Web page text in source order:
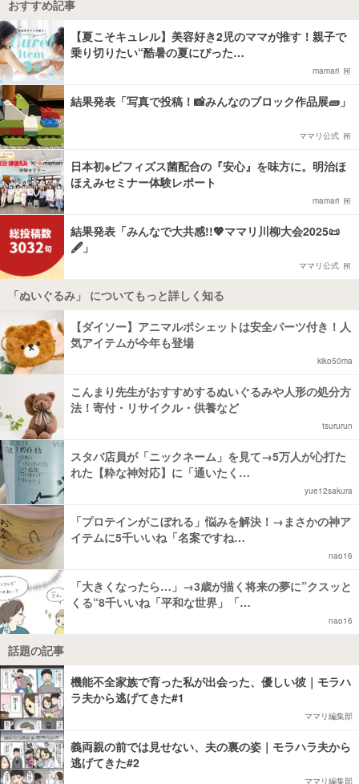
おすすめ記事
【夏こそキュレル】美容好き2児のママが推す！親子で
乗り切りたい“酷暑の夏にぴった…
mamari
結果発表「写真で投稿！📸みんなのブロック作品展🧱」
ママリ公式
日本初※ビフィズス菌配合の『安心』を味方に。明治ほ
ほえみセミナー体験レポート
mamari
結果発表「みんなで大共感!!💖ママリ川柳大会2025📜
🖋️」
ママリ公式
「ぬいぐるみ」 についてもっと詳しく知る
【ダイソー】アニマルポシェットは安全パーツ付き！人
気アイテムが今年も登場
kiko50ma
こんまり先生がおすすめするぬいぐるみや人形の処分方
法！寄付・リサイクル・供養など
tsururun
スタバ店員が「ニックネーム」を見て→5万人が心打た
れた【粋な神対応】に「通いたく…
yue12sakura
「プロテインがこぼれる」悩みを解決！→まさかの神ア
イテムに5千いいね「名案ですね…
nao16
「大きくなったら…」→3歳が描く将来の夢に”クスッと
くる“8千いいね「平和な世界」「…
nao16
話題の記事
機能不全家族で育った私が出会った、優しい彼｜モラハ
ラ夫から逃げてきた#1
ママリ編集部
義両親の前では見せない、夫の裏の姿｜モラハラ夫から
逃げてきた#2
ママリ編集部